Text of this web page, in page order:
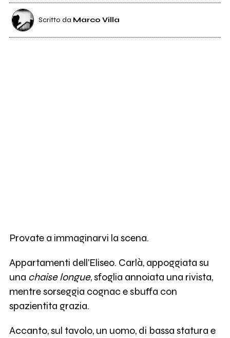
Scritto da Marco Villa
Provate a immaginarvi la scena.
Appartamenti dell'Eliseo. Carlà, appoggiata su
una chaise longue, sfoglia annoiata una rivista,
mentre sorseggia cognac e sbuffa con
spazientita grazia.
Accanto, sul tavolo, un uomo, di bassa statura e